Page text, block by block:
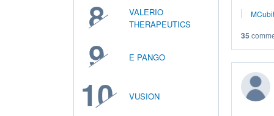
8
VALERIO
THERAPEUTICS
9 E PANGO
10 VUSION
Imp
35